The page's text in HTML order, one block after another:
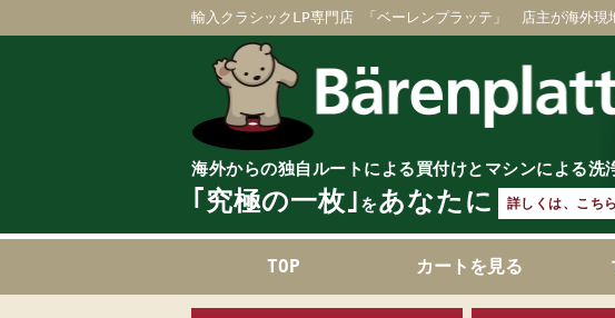
輸入クラシックLP専門店 「ベーレンプラッテ」 店主が海外現
海外からの独自ルートによる買付けとマシンによる洗
｢究極の一枚｣ をあなたに 詳しくは、こち
TOP カートを見る